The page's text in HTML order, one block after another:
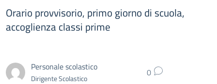
Orario provvisorio, primo giorno di scuola,
accoglienza classi prime
Personale scolastico
Dirigente Scolastico 0